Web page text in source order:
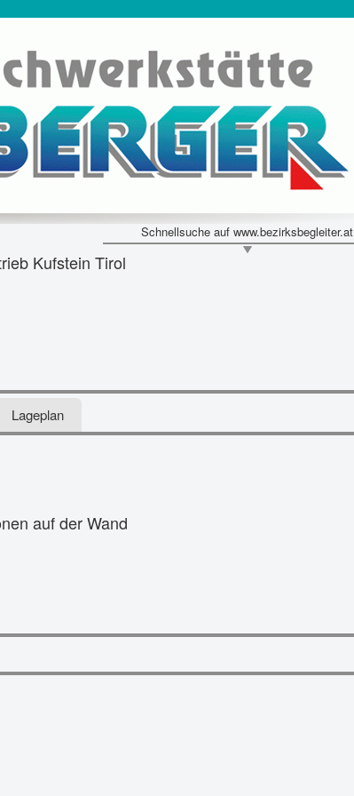
Schnellsuche auf www.bezirksbegleiter.at
Kufstein Tirol
Lageplan
auf der Wand